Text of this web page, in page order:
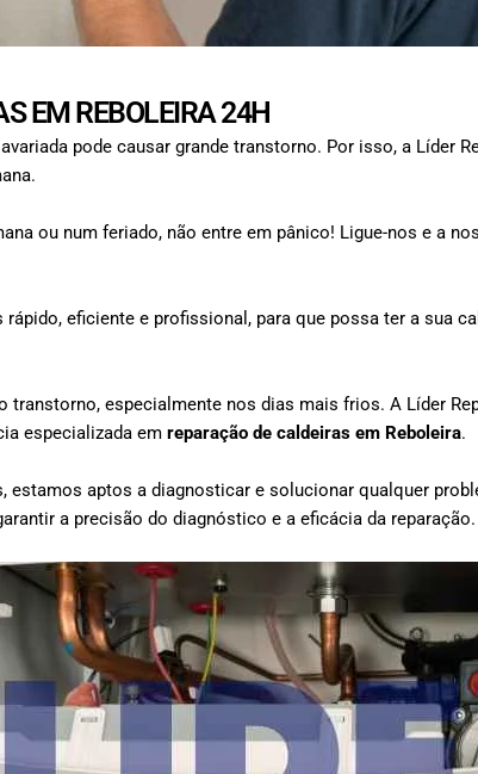
EM REBOLEIRA 24H
pode causar grande transtorno. Por isso, a Líder
ou num feriado, não entre em pânico! Ligue-nos e a
eficiente e profissional, para que possa ter a sua
transtorno, especialmente nos dias mais frios. A Líder
especializada em reparação de caldeiras em Reboleira.
aptos a diagnosticar e solucionar qualquer
a precisão do diagnóstico e a eficácia da reparação.